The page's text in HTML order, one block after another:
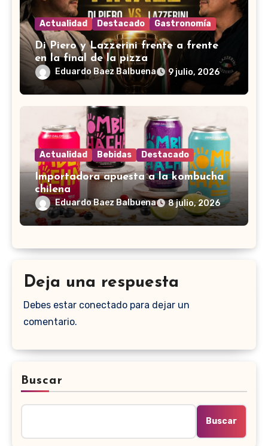
Actualidad Destacado Gastronomía
Di Piero y Lazzerini frente a frente
en la final de la pizza
Eduardo Baez Balbuena 9 julio, 2026
Actualidad Bebidas Destacado
Importadora apuesta a la kombucha
chilena
Eduardo Baez Balbuena 8 julio, 2026
Deja una respuesta
Debes estar conectado para dejar un
comentario.
Buscar
Buscar